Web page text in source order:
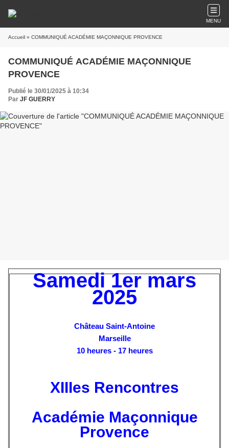
MENU
Accueil » COMMUNIQUÉ ACADÉMIE MAÇONNIQUE PROVENCE
COMMUNIQUÉ ACADÉMIE MAÇONNIQUE
PROVENCE
Publié le 30/01/2025 à 10:34
Par JF GUERRY
Samedi 1er mars
2025
Château Saint-Antoine
Marseille
10 heures - 17 heures
XIIIes Rencontres
Académie Maçonnique
Provence